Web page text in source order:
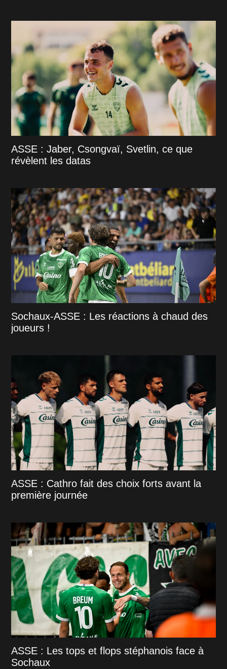
ASSE : Jaber, Csongvaï, Svetlin, ce que
révèlent les datas
Sochaux-ASSE : Les réactions à chaud des
joueurs !
ASSE : Cathro fait des choix forts avant la
première journée
ASSE : Les tops et flops stéphanois face à
Sochaux